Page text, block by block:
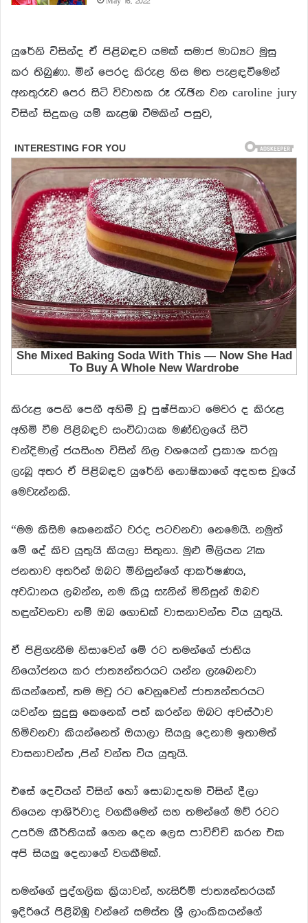
යුරේනි විසින්ද ඒ පිළිබඳව යමක් සමාජ මාධ්‍යට මුසු
කර තිබුණා. මින් පෙරද කිරුළ හිස මත පැළඳවීමෙන්
අනතුරුව පෙර සිටි විවාහක රූ රැඡින වන caroline jury
විසින් සිදුකල යම් කැළඹ වීමකින් පසුව,
කිරුළ පෙනි පෙනී අහිමි වූ පුෂ්පිකාට මෙවර ද කිරුළ
අහිමි වීම පිළිබඳව සංවිධායක මණ්ඩලයේ සිටි
චන්දිමාල් ජයසිංහ විසින් නිල වශයෙන් ප්‍රකාශ කරනු
ලැබූ අතර ඒ පිළිබඳව යුරේනි නොෂිකාගේ අදහස වූයේ
මෙවැන්නකි.
“මම කිසිම කෙනෙක්ට වරද පටවනවා නෙමෙයි. නමුත්
මේ දේ කිව යුතුයි කියලා සිතුනා. මුළු මිලියන 21ක
ජනතාව අතරින් ඔබට මිනිසුන්ගේ ආකර්ෂණය,
අවධානය ලබන්න, නම කියූ සැනින් මිනිසුන් ඔබව
හඳුන්වනවා නම් ඔබ ගොඩක් වාසනාවන්ත විය යුතුයි.
ඒ පිළිගැනීම නිසාවෙන් මේ රට තමන්ගේ ජාතිය
නියෝජනය කර ජාත්‍යන්තරයට යන්න ලැබෙනවා
කියන්නෙත්, තම මවු රට වෙනුවෙන් ජාත්‍යන්තරයට
යවන්න සුදුසු කෙනෙක් පත් කරන්න ඔබට අවස්ථාව
හිමිවනවා කියන්නෙත් ඔයාලා සියලු දෙනාම ඉතාමත්
වාසනාවන්ත ,පින් වන්ත විය යුතුයි.
එසේ දෙවියන් විසින් හෝ සොබාදහම විසින් දීලා
තියෙන ආශිර්වාද වගකීමෙන් සහ තමන්ගේ මව් රටට
උපරිම කීර්තියක් ගෙන දෙන ලෙස පාවිච්චි කරන එක
අපි සියලු දෙනාගේ වගකීමක්.
තමන්ගේ පුද්ගලික ක්‍රියාවන්, හැසිරීම් ජාත්‍යන්තරයක්
ඉදිරියේ පිළිබිඹු වන්නේ සමස්ත ශ්‍රී ලාංකිකයන්ගේ